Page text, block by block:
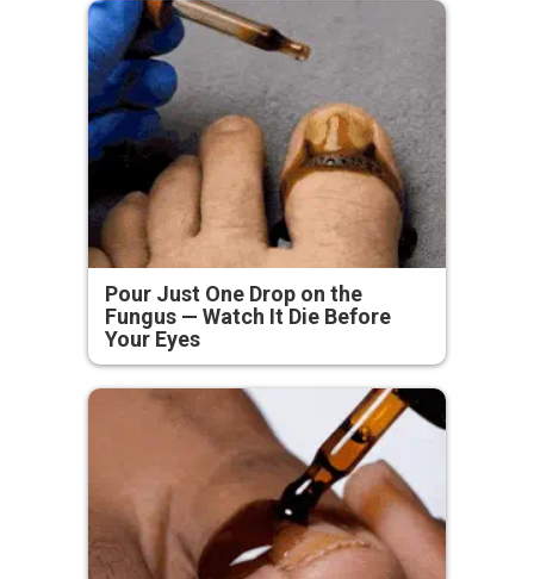
Pour Just One Drop on the
Fungus — Watch It Die Before
Your Eyes